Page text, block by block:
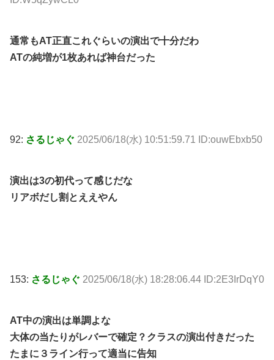
通常もAT正直これぐらいの演出で十分だわ
ATの純増が1枚あれば神台だった
92: さるじゃぐ 2025/06/18(水) 10:51:59.71 ID:ouwEbxb50
演出は3の初代って感じだな
リアボだし割とええやん
153: さるじゃぐ 2025/06/18(水) 18:28:06.44 ID:2E3IrDqY0
AT中の演出は単調よな
大体の当たりがレバーで確定？クラスの演出付きだった
たまに３ライン行って適当に告知